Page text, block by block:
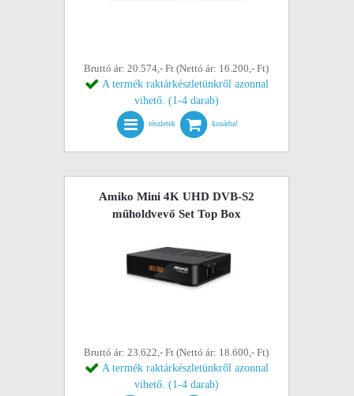
Bruttó ár: 20.574,- Ft (Nettó ár: 16.200,- Ft)
A termék raktárkészletünkről azonnal
vihető. (1-4 darab)
részletek kosárba!
Amiko Mini 4K UHD DVB-S2
műholdvevő Set Top Box
Bruttó ár: 23.622,- Ft (Nettó ár: 18.600,- Ft)
A termék raktárkészletünkről azonnal
vihető. (1-4 darab)